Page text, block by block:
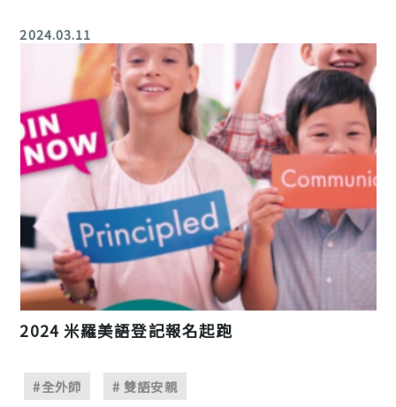
2024.03.11
2024 米羅美語登記報名起跑
#全外師 # 雙語安親